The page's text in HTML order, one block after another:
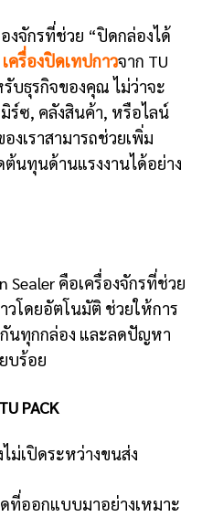
กรที่ช่วย “ปิดกล่องได้
เครื่องปิดเทปกาวจาก TU
บธุรกิจของคุณ ไม่ว่าจะ
ร์ซ, คลังสินค้า, หรือไลน์
งเราสามารถช่วยเพิ่ม
ต้นทุนด้านแรงงานได้อย่าง
Sealer คือเครื่องจักรที่ช่วย
โดยอัตโนมัติ ช่วยให้การ
นทุกกล่อง และลดปัญหา
บร้อย
PACK
ม่เปิดระหว่างขนส่ง
ที่ออกแบบมาอย่างเหมาะ